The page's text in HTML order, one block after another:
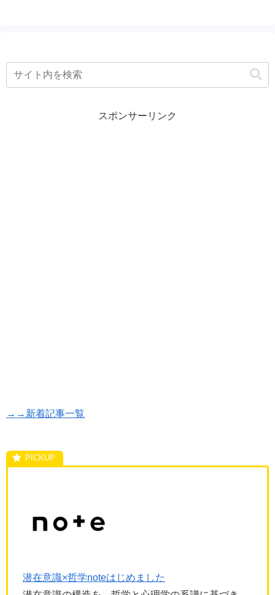
スポンサーリンク
→→新着記事一覧
潜在意識×哲学noteはじめました